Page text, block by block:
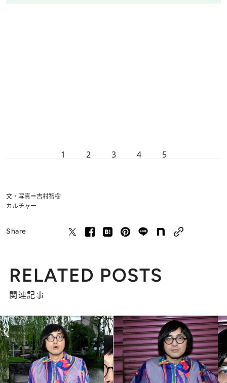
1 2 3 4 5
文・写真＝吉村智樹
カルチャー
Share
RELATED POSTS
関連記事